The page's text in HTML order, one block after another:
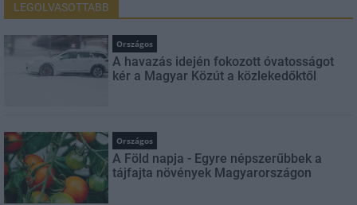
LEGOLVASOTTABB
Országos
A havazás idején fokozott óvatosságot
kér a Magyar Közút a közlekedőktől
Országos
A Föld napja - Egyre népszerűbbek a
tájfajta növények Magyarországon